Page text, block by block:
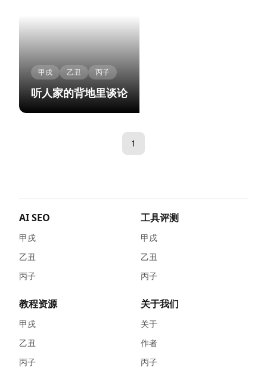
甲戌 乙丑 丙子
听人家的背地里谈论
1
AI SEO
甲戌
乙丑
丙子
工具评测
甲戌
乙丑
丙子
教程资源
甲戌
乙丑
丙子
关于我们
关于
作者
丙子